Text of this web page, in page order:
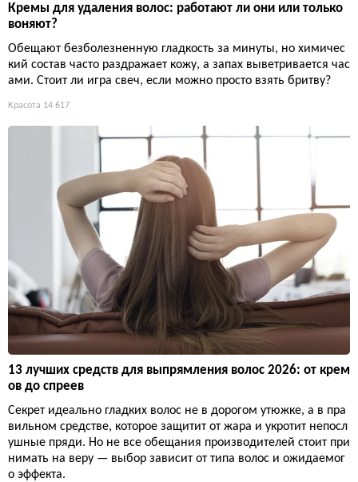
Кремы для удаления волос: работают ли они или только
воняют?
Обещают безболезненную гладкость за минуты, но химичес
кий состав часто раздражает кожу, а запах выветривается час
ами. Стоит ли игра свеч, если можно просто взять бритву?
Красота 14 617
13 лучших средств для выпрямления волос 2026: от крем
ов до спреев
Секрет идеально гладких волос не в дорогом утюжке, а в пра
вильном средстве, которое защитит от жара и укротит непосл
ушные пряди. Но не все обещания производителей стоит при
нимать на веру — выбор зависит от типа волос и ожидаемог
о эффекта.